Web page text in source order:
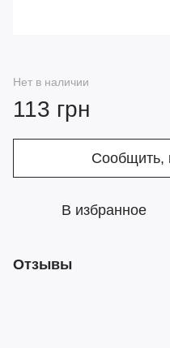
Нет в наличии
113 грн
Сообщить,
В избранное
Отзывы